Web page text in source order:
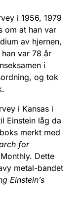
i 1956, 1979
om at han var
av hjernen,
var 78 år
i
og tok
i Kansas i
Einstein låg da
merkt med
for
Dette
metal-bandet
Einstein’s